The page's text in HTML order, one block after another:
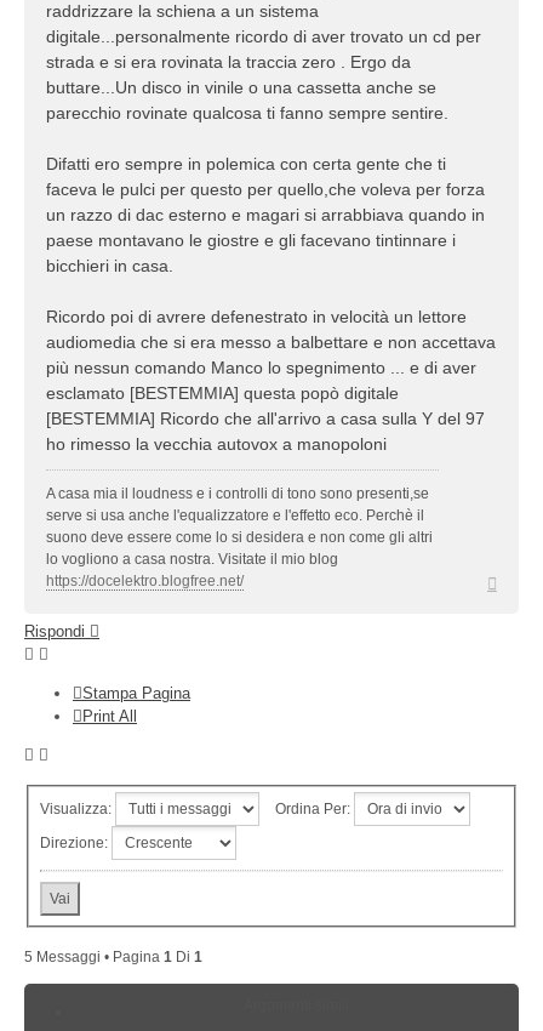
raddrizzare la schiena a un sistema
digitale...personalmente ricordo di aver trovato un cd per
strada e si era rovinata la traccia zero . Ergo da
buttare...Un disco in vinile o una cassetta anche se
parecchio rovinate qualcosa ti fanno sempre sentire.
Difatti ero sempre in polemica con certa gente che ti
faceva le pulci per questo per quello,che voleva per forza
un razzo di dac esterno e magari si arrabbiava quando in
paese montavano le giostre e gli facevano tintinnare i
bicchieri in casa.
Ricordo poi di avrere defenestrato in velocità un lettore
audiomedia che si era messo a balbettare e non accettava
più nessun comando Manco lo spegnimento ... e di aver
esclamato [BESTEMMIA] questa popò digitale
[BESTEMMIA] Ricordo che all'arrivo a casa sulla Y del 97
ho rimesso la vecchia autovox a manopoloni
A casa mia il loudness e i controlli di tono sono presenti,se
serve si usa anche l'equalizzatore e l'effetto eco. Perchè il
suono deve essere come lo si desidera e non come gli altri
lo vogliono a casa nostra. Visitate il mio blog
https://docelektro.blogfree.net/
Rispondi
Stampa Pagina
Print All
Visualizza:
Ordina Per:
Direzione:
5 Messaggi • Pagina 1 Di 1